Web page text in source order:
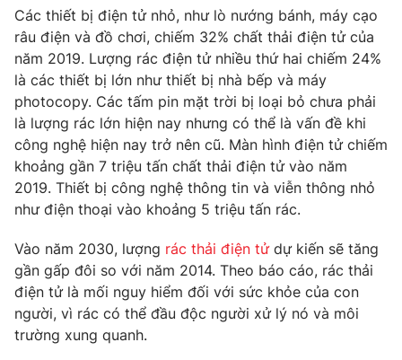
Hậu trường
Nhân vật
Khán giả
Giải sao mai
Giải trí
Điện ảnh
Âm nhạc
Sao
Đời sống
Du lịch
Làm đẹp
Chất lượng cuộc sống
Giáo dục
Tuyển sinh
Học trực tuyến
Công nghệ
Hitech Công nghệ tương lai
Sản phẩm
Thị trường
Tư vấn
Giao lưu trực tuyến
Lịch phát sóng
Chuyên mục khác
Các thiết bị điện tử nhỏ, như lò nướng bánh, máy cạo
râu điện và đồ chơi, chiếm 32% chất thải điện tử của
năm 2019. Lượng rác điện tử nhiều thứ hai chiếm 24%
là các thiết bị lớn như thiết bị nhà bếp và máy
photocopy. Các tấm pin mặt trời bị loại bỏ chưa phải
là lượng rác lớn hiện nay nhưng có thể là vấn đề khi
công nghệ hiện nay trở nên cũ. Màn hình điện tử chiếm
khoảng gần 7 triệu tấn chất thải điện tử vào năm
2019. Thiết bị công nghệ thông tin và viễn thông nhỏ
như điện thoại vào khoảng 5 triệu tấn rác.
Vào năm 2030, lượng rác thải điện tửdự kiến sẽ tăng
gần gấp đôi so với năm 2014. Theo báo cáo, rác thải
điện tử là mối nguy hiểm đối với sức khỏe của con
người, vì rác có thể đầu độc người xử lý nó và môi
trường xung quanh.